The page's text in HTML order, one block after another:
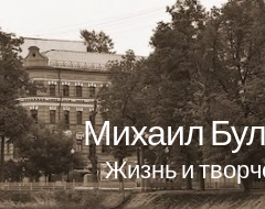
Михаил
Жизнь и